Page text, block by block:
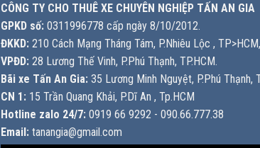
CÔNG TY CHO THUÊ XE CHUYÊN NGHIỆP TẤN AN GIA
GPKD số: 0311996778 cấp ngày 8/10/2012.
ĐKKD: 210 Cách Mạng Tháng Tám, P.Nhiêu Lộc , TP>HCM,
VPĐD: 28 Lương Thế Vinh, P.Phú Thạnh, TP.HCM.
Bãi xe Tấn An Gia: 35 Lương Minh Nguyệt, P.Phú Thạnh,
CN 1: 15 Trần Quang Khải, P.Dĩ An , Tp.HCM
Hotline zalo 24/7: 0919 66 9292 - 090.66.777.38
Email: tanangia@gmail.com